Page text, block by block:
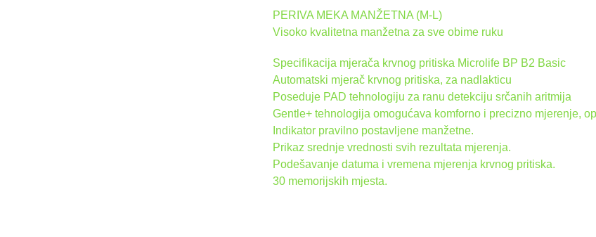
PERIVA MEKA MANŽETNA (M-L)
Visoko kvalitetna manžetna za sve obime ruku
Specifikacija mjerača krvnog pritiska Microlife BP B2 Basic
Automatski mjerač krvnog pritiska, za nadlakticu
Poseduje PAD tehnologiju za ranu detekciju srčanih aritmija
Gentle+ tehnologija omogućava komforno i precizno mjerenje,
Indikator pravilno postavljene manžetne.
Prikaz srednje vrednosti svih rezultata mjerenja.
Podešavanje datuma i vremena mjerenja krvnog pritiska.
30 memorijskih mjesta.